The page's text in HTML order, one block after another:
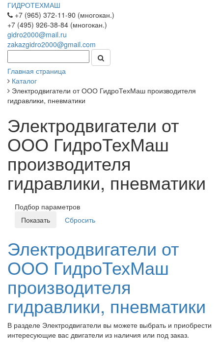
ГИДРОТЕХМАШ
+7 (965) 372-11-90 (многокан.)
+7 (495) 926-38-84 (многокан.)
gidro2000@mail.ru
zakazgidro2000@gmail.com
Главная страница
Каталог
Электродвигатели от ООО ГидроТехМаш производителя
гидравлики, пневматики
Электродвигатели от
ООО ГидроТехМаш
производителя
гидравлики, пневматики
Подбор параметров
Электродвигатели от
ООО ГидроТехМаш
производителя
гидравлики, пневматики
В разделе Электродвигатели вы можете выбрать и приобрести
интересующие вас двигатели из наличия или под заказ.